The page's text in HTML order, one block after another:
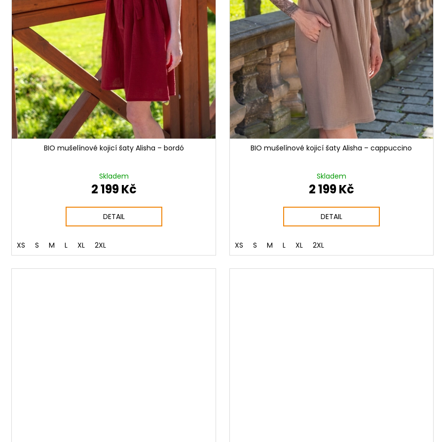
BIO mušelínové kojicí šaty Alisha – bordó
Skladem
2 199 Kč
DETAIL
XS S M L XL 2XL
BIO mušelínové kojicí šaty Alisha – cappuccino
Skladem
2 199 Kč
DETAIL
XS S M L XL 2XL